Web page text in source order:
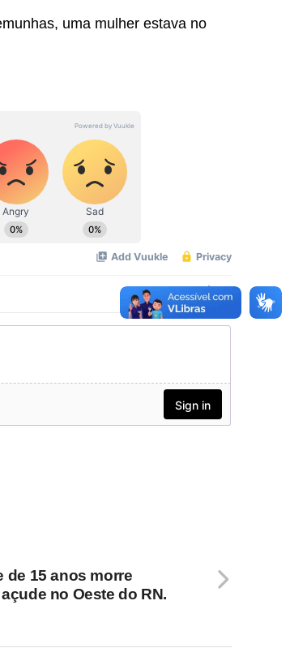
uma mulher estava no
de 15 anos morre
no Oeste do RN.